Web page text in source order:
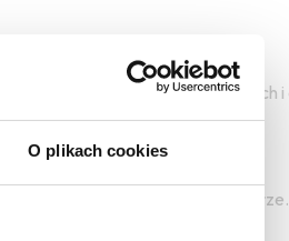
O plikach cookies
dodaje bardziej kwiatowych
po ich kremowej
włoskimi.